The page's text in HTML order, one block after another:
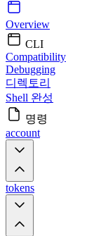
Overview
CLI
Compatibility
Debugging
디렉토리
Shell 완성
명령
account
tokens